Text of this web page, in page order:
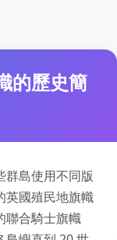
的歷史簡
群島使用不同版
英國殖民地旗幟
聯合騎士旗幟